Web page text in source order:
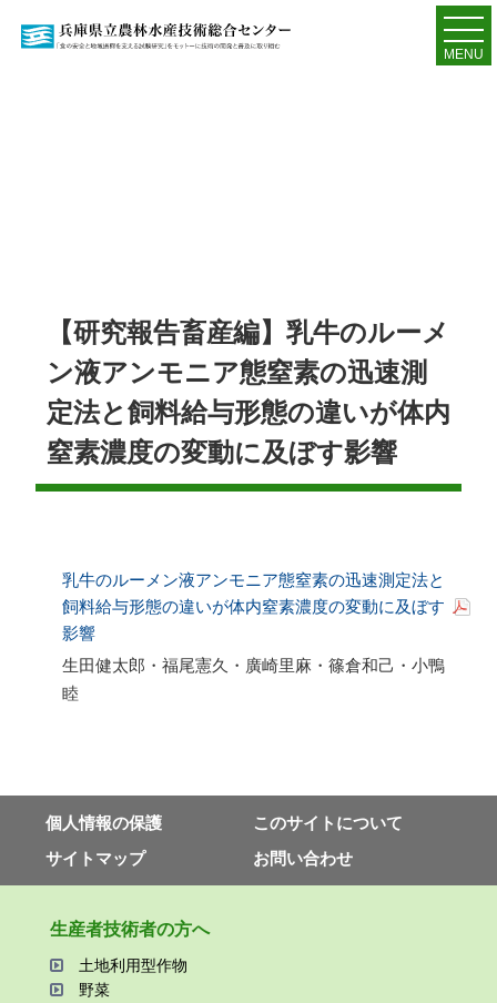
MENU
【研究報告畜産編】乳牛のルーメ
ン液アンモニア態窒素の迅速測
定法と飼料給与形態の違いが体内
窒素濃度の変動に及ぼす影響
乳牛のルーメン液アンモニア態窒素の迅速測定法と
飼料給与形態の違いが体内窒素濃度の変動に及ぼす
影響
生田健太郎・福尾憲久・廣崎里麻・篠倉和己・小鴨
睦
個⼈情報の保護
このサイトについて
サイトマップ
お問い合わせ
⽣産者技術者の⽅へ
⼟地利⽤型作物
野菜